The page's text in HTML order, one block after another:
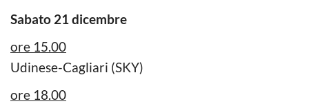
Sabato 21 dicembre
ore 15.00
Udinese-Cagliari (SKY)
ore 18.00